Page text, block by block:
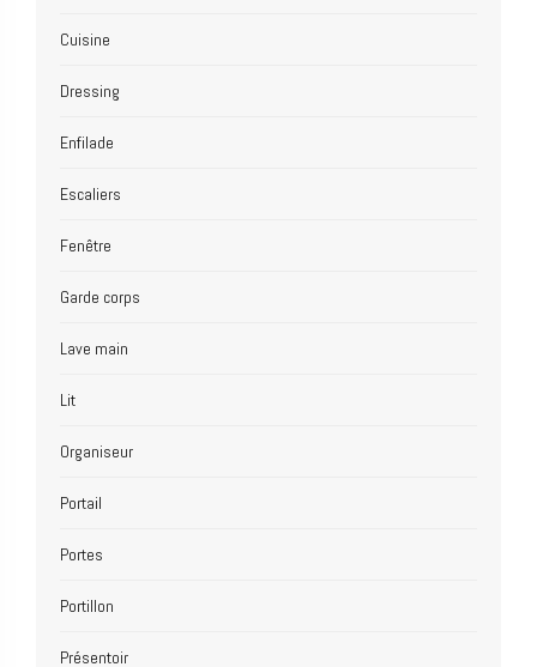
Cuisine
Dressing
Enfilade
Escaliers
Fenêtre
Garde corps
Lave main
Lit
Organiseur
Portail
Portes
Portillon
Présentoir